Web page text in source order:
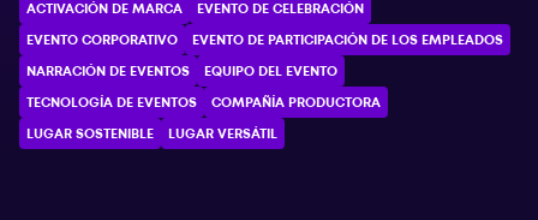
ACTIVACIÓN DE MARCA EVENTO DE CELEBRACIÓN
EVENTO CORPORATIVO EVENTO DE PARTICIPACIÓN DE LOS EMPLEADOS
NARRACIÓN DE EVENTOS EQUIPO DEL EVENTO
TECNOLOGÍA DE EVENTOS COMPAÑÍA PRODUCTORA
LUGAR SOSTENIBLE LUGAR VERSÁTIL